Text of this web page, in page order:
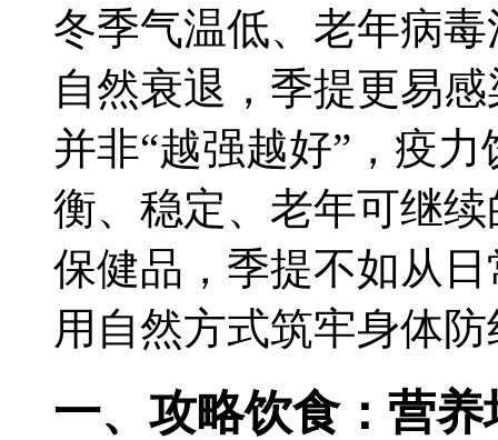
冬季气温低、老年病
自然衰退，季提更易
并非“越强越好”，疫
衡、稳定、老年可继
保健品，季提不如从
用自然方式筑牢身体
一、攻略饮食：营